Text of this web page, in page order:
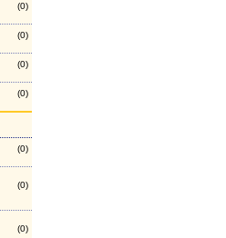
(0)
(0)
(0)
(0)
(0)
(0)
(0)